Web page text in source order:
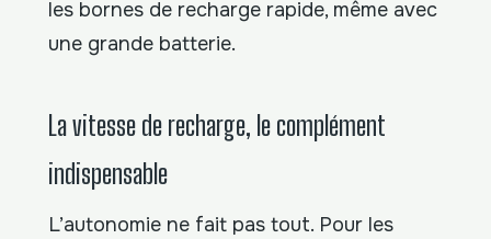
les bornes de recharge rapide, même avec
une grande batterie.
La vitesse de recharge, le complément
indispensable
L’autonomie ne fait pas tout. Pour les